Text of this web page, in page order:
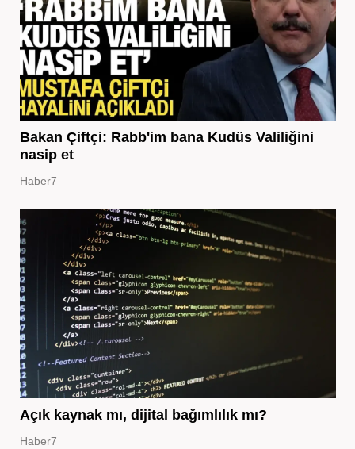
Bakan Çiftçi: Rabb'im bana Kudüs Valiliğini
nasip et
Haber7
Açık kaynak mı, dijital bağımlılık mı?
Haber7